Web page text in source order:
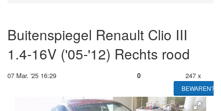
Buitenspiegel Renault Clio III
1.4-16V ('05-'12) Rechts rood
07 Mar. '25 16:29 0 247 x
BEWAREN?